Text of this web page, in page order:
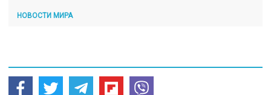
НОВОСТИ МИРА